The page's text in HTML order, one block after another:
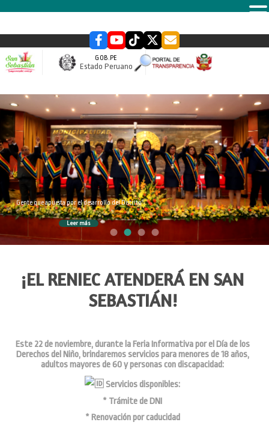
GOB.PE
Estado Peruano
slider
Gente que apuesta por el desarrollo del Distrito
Leer más
¡EL RENIEC ATENDERÁ EN SAN
SEBASTIÁN!
Este 22 de noviembre, durante la Feria Informativa por el Día de los
Derechos del Niño, brindaremos servicios para menores de 18 años,
adultos mayores de 60 y personas con discapacidad:
Servicios disponibles:
* Trámite de DNI
* Renovación por caducidad